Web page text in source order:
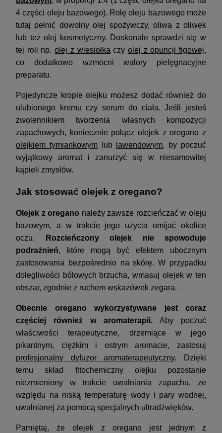
4 części oleju bazowego). Rolę oleju bazowego może
tutaj pełnić dowolny olej spożywczy, oliwa z oliwek
lub też olej kosmetyczny. Doskonale sprawdzi się w
tej roli np.olej z wiesiołka czy olej z opuncji figowej,
co dodatkowo wzmocni walory pielęgnacyjne
preparatu.
Pojedyncze krople olejku możesz dodać również do
ulubionego kremu czy serum do ciała. Jeśli jesteś
zwolennikiem tworzenia własnych kompozycji
zapachowych, koniecznie połącz olejek z oregano z
olejkiem tymiankowymlub lawendowym, by poczuć
wyjątkowy aromat i zanurzyć się w niesamowitej
kąpieli zmysłów.
Jak stosować olejek z oregano?
Olejek z oregano należy zawsze rozcieńczać w oleju
bazowym, a w trakcie jego użycia omijać okolice
oczu.
Rozcieńczony olejek nie spowoduje
podrażnień, które mogą być efektem ubocznym
zastosowania bezpośrednio na skórę. W przypadku
dolegliwości bólowych brzucha, wmasuj olejek w ten
obszar, zgodnie z ruchem wskazówek zegara.
Obecnie oregano wykorzystywane jest coraz
częściej również w aromaterapii. Aby poczuć
właściwości terapeutyczne, drzemiące w jego
pikantnym, ciężkim i ostrym aromacie, zastosuj
profesjonalny dyfuzor aromaterapeutyczny. Dzięki
temu skład fitochemiczny olejku pozostanie
niezmieniony w trakcie uwalniania zapachu, ze
względu na niską temperaturę wody i pary wodnej,
uwalnianej za pomocą specjalnych ultradźwięków.
Pamiętaj, że olejek z oregano jest jednym z